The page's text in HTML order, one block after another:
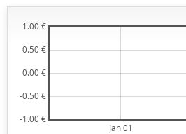
Jan 01
-1.00 €
-0.50 €
0.00 €
0.50 €
1.00 €